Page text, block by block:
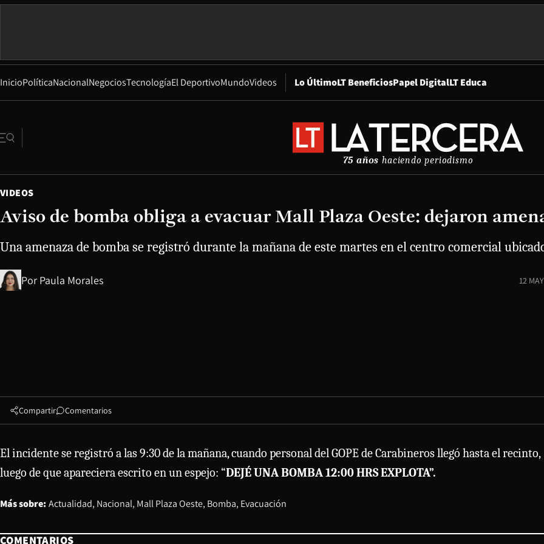
InicioPolíticaNacionalNegociosTecnologíaEl DeportivoMundoVideos Lo ÚltimoLT BeneficiosPapel DigitalOpens in new window
LT Educa
75 años haciendo periodismo
VIDEOS
Aviso de bomba obliga a evacuar Mall Plaza Oeste: dejaron
Una amenaza de bomba se registró durante la mañana de este martes en el centro comercial
Por Paula Morales 12
Compartir Comentarios
El incidente se registró a las 9:30 de la mañana, cuando personal del GOPE de Carabineros llegó hasta el recinto,
luego de que apareciera escrito en un espejo: “DEJÉ UNA BOMBA 12:00 HRS EXPLOTA”.
Más sobre:Actualidad Nacional Mall Plaza Oeste Bomba Evacuación
COMENTARIOS